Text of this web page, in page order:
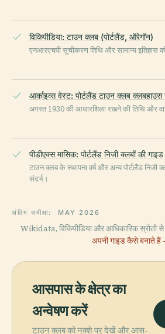
विकिपीडिया: टाउन क्लब (पोर्टलैंड, ऑरेगॉन)
एनआरएचपी सूचीकरण तिथि और सामान्य इतिहास की
आर्काइव्स वेस्ट: पोर्टलैंड टाउन क्लब क्लबहाउस
अगस्त 1930 की आधारशिला रखने की तिथि और
पीडीएक्स मासिक: पोर्टलैंड निजी क्लबों की गाइड
टाउन क्लब के स्थापना वर्ष और अन्य पोर्टलैंड
संदर्भ।
अंतिम समीक्षा: MAY 2026
Wikidata, विकिपीडिया और आधिकारिक स्रोतों से
अपनी गाइड कैसे बनाते
आसपास के क्षेत्र का
अन्वेषण करें
टाउन क्लब को नक्शे पर देखें और आस-